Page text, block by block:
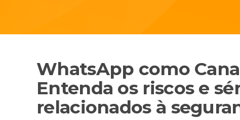
WhatsApp como
Entenda os riscos e
relacionados à